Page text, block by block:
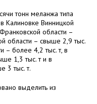
тонн меланжа типа
Калиновке Винницкой
области –
области – свыше 2,9 тыс.
– более 4,2 тыс. т, в
1,3 тыс. т и в
3 тыс. т.
выделить из